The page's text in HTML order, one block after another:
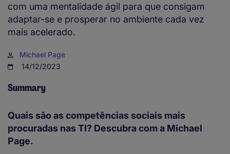
com uma mentalidade ágil para que consigam
adaptar-se e prosperar no ambiente cada vez
mais acelerado.
Michael Page
14/12/2023
Summary
Quais são as competências sociais mais
procuradas nas TI? Descubra com a Michael
Page.